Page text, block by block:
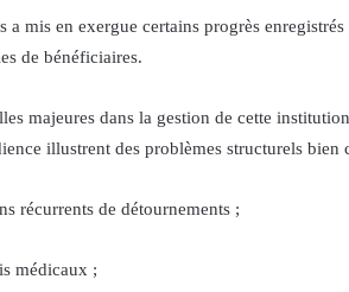
mis en exergue certains progrès
de bénéficiaires.
majeures dans la gestion de cette
illustrent des problèmes structurels bien
récurrents de détournements ;
médicaux ;